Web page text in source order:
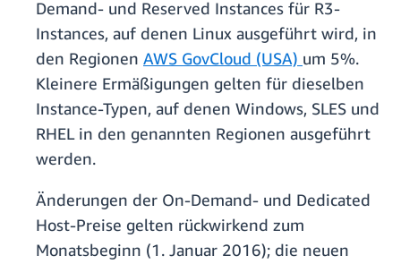
Demand- und Reserved Instances für R3-
Instances, auf denen Linux ausgeführt wird, in
den Regionen AWS GovCloud (USA) um 5%.
Kleinere Ermäßigungen gelten für dieselben
Instance-Typen, auf denen Windows, SLES und
RHEL in den genannten Regionen ausgeführt
werden.
Änderungen der On-Demand- und Dedicated
Host-Preise gelten rückwirkend zum
Monatsbeginn (1. Januar 2016); die neuen